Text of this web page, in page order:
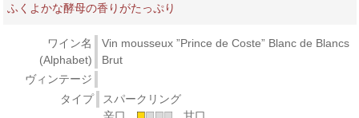
ふくよかな酵母の香りがたっぷり
ワイン名
(Alphabet)
Vin mousseux ”Prince de Coste” Blanc de Blancs
Brut
ヴィンテージ
タイプ
スパークリング